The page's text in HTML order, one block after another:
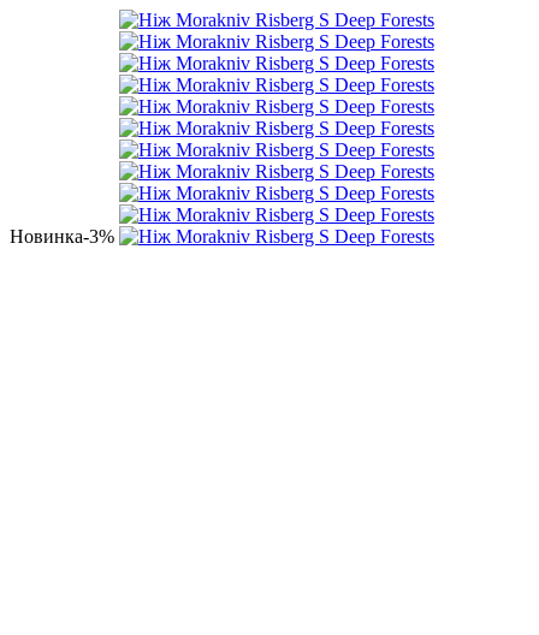
Новинка-3%